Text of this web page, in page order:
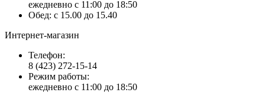
ежедневно с 11:00 до 18:50
Обед: с 15.00 до 15.40
Интернет-магазин
Телефон:
8 (423) 272-15-14
Режим работы:
ежедневно с 11:00 до 18:50